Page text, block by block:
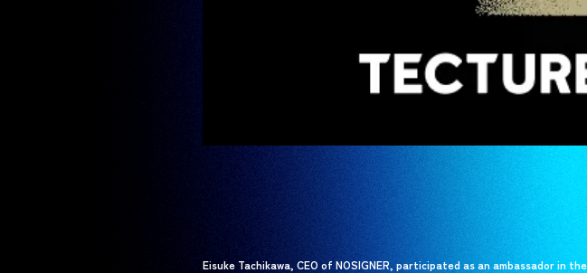
Eisuke Tachikawa, CEO of NOSIGNER, participated as an ambassador in